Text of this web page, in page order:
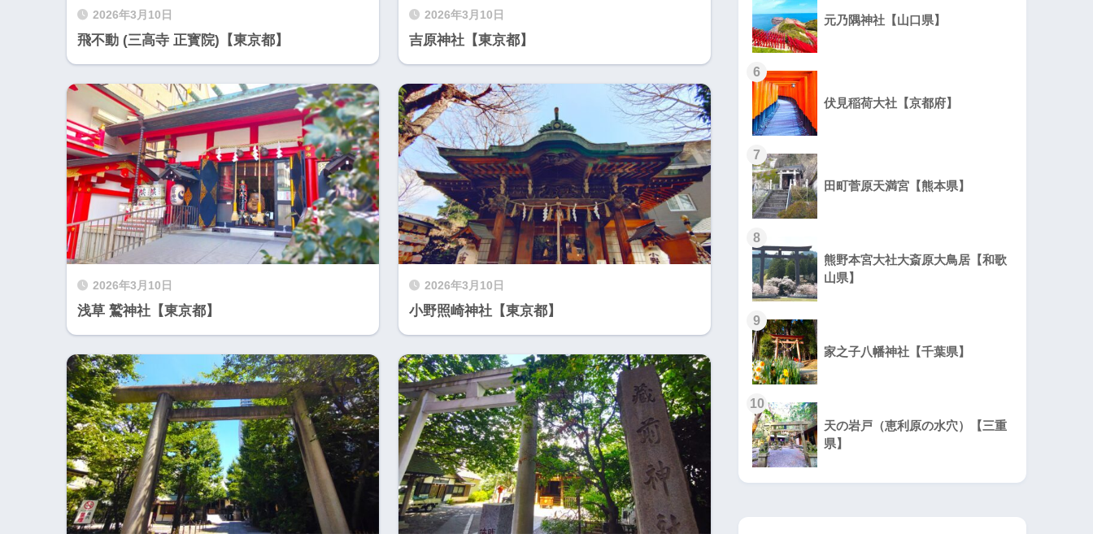
2026年3月10日
飛不動 (三高寺 正寳院)【東京都】
2026年3月10日
吉原神社【東京都】
2026年3月10日
浅草 鷲神社【東京都】
2026年3月10日
小野照崎神社【東京都】
元乃隅神社【山口県】
6
伏見稲荷大社【京都府】
7
田町菅原天満宮【熊本県】
8
熊野本宮大社大斎原大鳥居【和歌
山県】
9
家之子八幡神社【千葉県】
10
天の岩戸（恵利原の水穴）【三重
県】